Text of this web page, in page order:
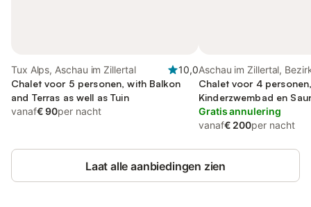
Tux Alps, Aschau im Zillertal
10,0
Chalet voor 5 personen, with Balkon
and Terras as well as Tuin
vanaf€ 90per nacht
Aschau im Zillertal,
Chalet voor 4
Kinderzwembad en
Gratis annulering
vanaf€ 200per nacht
Laat alle aanbiedingen zien